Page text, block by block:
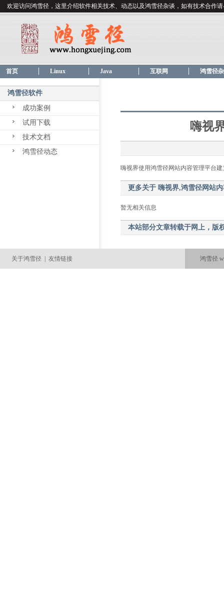
欢迎访问鸿雪径，这里介绍软件相关技术、动态以及鸿雪径杂谈，如有技术合作
首页 Linux Java 互联网 鸿雪径
鸿雪径软件
成功案例
试用下载
技术文档
鸿雪径动态
嗨视
嗨视界使用鸿雪径网站内容管理平台建
更多关于 嗨视界,鸿雪径网站
暂无相关信息
本站部分文章转载于网上，版
关于鸿雪径 友情链接 鸿雪径